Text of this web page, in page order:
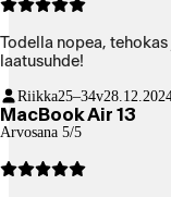
Todella nopea,
laatusuhde!
Riikka25–34v
MacBook Air 13
Arvosana 5/5